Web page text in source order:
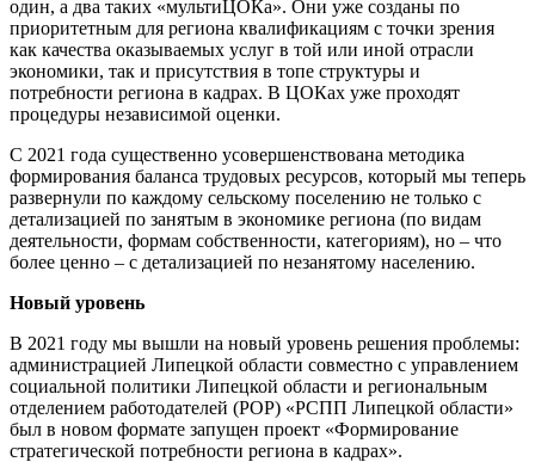
один, а два таких «мультиЦОКа». Они уже созданы по
приоритетным для региона квалификациям с точки зрения
как качества оказываемых услуг в той или иной отрасли
экономики, так и присутствия в топе структуры и
потребности региона в кадрах. В ЦОКах уже проходят
процедуры независимой оценки.
С 2021 года существенно усовершенствована методика
формирования баланса трудовых ресурсов, который мы теперь
развернули по каждому сельскому поселению не только с
детализацией по занятым в экономике региона (по видам
деятельности, формам собственности, категориям), но – что
более ценно – с детализацией по незанятому населению.
Новый уровень
В 2021 году мы вышли на новый уровень решения проблемы:
администрацией Липецкой области совместно с управлением
социальной политики Липецкой области и региональным
отделением работодателей (РОР) «РСПП Липецкой области»
был в новом формате запущен проект «Формирование
стратегической потребности региона в кадрах».